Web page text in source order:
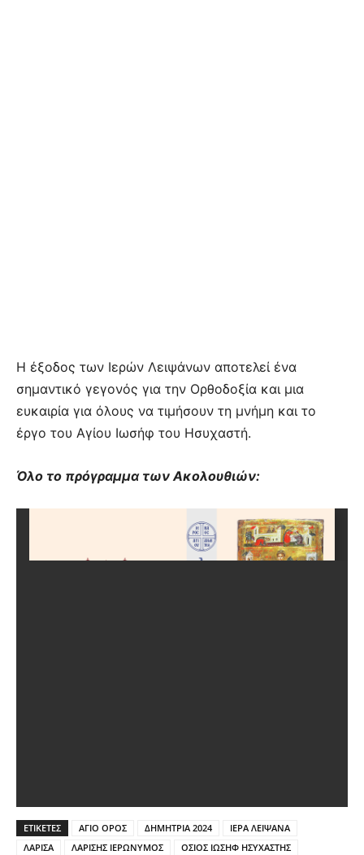
Η έξοδος των Ιερών Λειψάνων αποτελεί ένα
σημαντικό γεγονός για την Ορθοδοξία και μια
ευκαιρία για όλους να τιμήσουν τη μνήμη και το
έργο του Αγίου Ιωσήφ του Ησυχαστή.
Όλο το πρόγραμμα των Ακολουθιών:
ΕΤΙΚΕΤΕΣ ΑΓΙΟ ΟΡΟΣ ΔΗΜΗΤΡΙΑ 2024
ΙΕΡΑ ΛΕΙΨΑΝΑ
ΛΑΡΙΣΑ
ΛΑΡΙΣΗΣ ΙΕΡΩΝΥΜΟΣ ΟΣΙΟΣ ΙΩΣΗΦ ΗΣΥΧΑΣΤΗΣ